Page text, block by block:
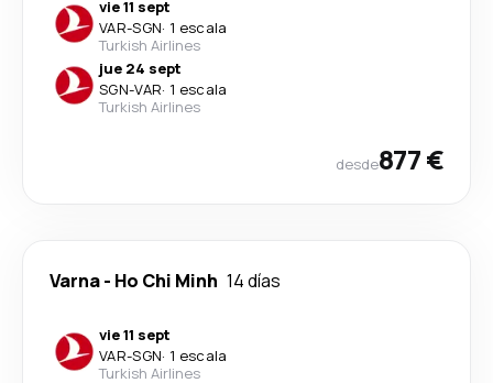
vie 11 sept
VAR-SGN· 1 escala
Turkish Airlines
jue 24 sept
SGN-VAR· 1 escala
Turkish Airlines
desde877 €
Varna- Ho Chi Minh 14 días
vie 11 sept
VAR-SGN· 1 escala
Turkish Airlines